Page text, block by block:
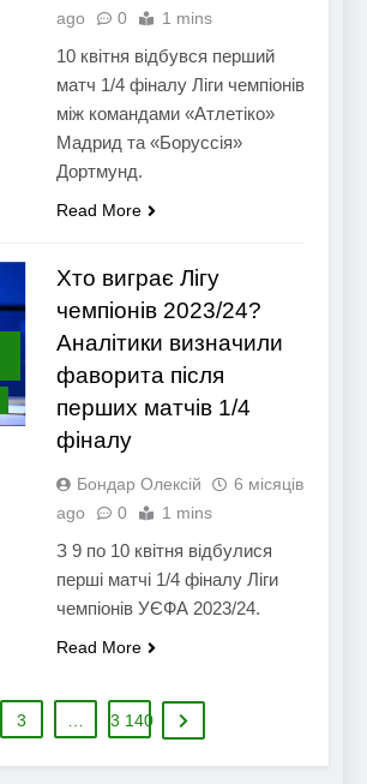
ago
0 1 mins
10 квітня відбувся перший
матч 1/4 фіналу Ліги чемпіонів
між командами «Атлетіко»
Мадрид та «Боруссія»
Дортмунд.
Read More
Хто виграє Лігу
чемпіонів 2023/24?
Аналітики визначили
фаворита після
перших матчів 1/4
фіналу
Бондар Олексій
6 місяців
ago
0 1 mins
З 9 по 10 квітня відбулися
перші матчі 1/4 фіналу Ліги
чемпіонів УЄФА 2023/24.
Read More
3 3 140